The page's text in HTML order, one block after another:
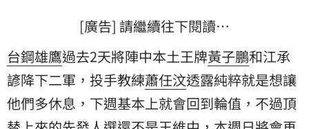
[廣告] 請繼續往下閱讀…
台鋼雄鷹過去2天將陣中本土王牌黃子鵬和江承
諺降下二軍，投手教練蕭任汶透露純粹就是想讓
他們多休息，下週基本上就會回到輪值，不過頂